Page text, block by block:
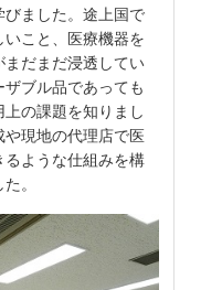
びました。途上国で
こと、医療機器を
だまだ浸透してい
ブル品であっても
の課題を知りまし
や現地の代理店で医
ような仕組みを構
。